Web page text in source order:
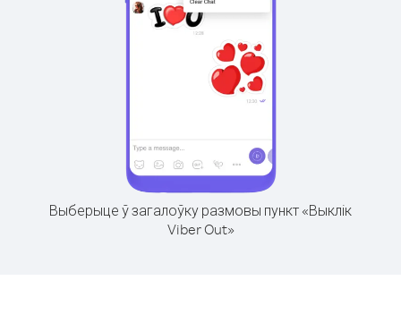
Выберыце ў загалоўку размовы пункт «Выклік
Viber Out»